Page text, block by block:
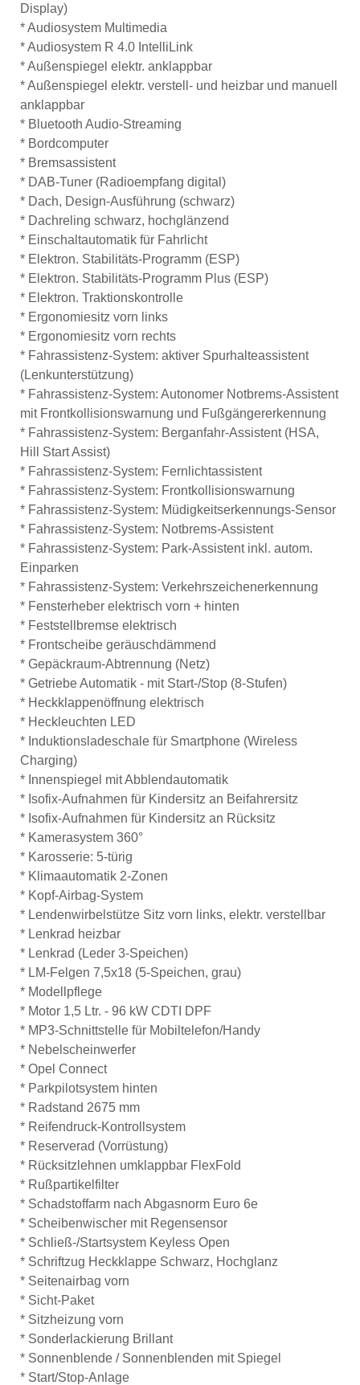
Display)
* Audiosystem Multimedia
* Audiosystem R 4.0 IntelliLink
* Außenspiegel elektr. anklappbar
* Außenspiegel elektr. verstell- und heizbar und manuell
anklappbar
* Bluetooth Audio-Streaming
* Bordcomputer
* Bremsassistent
* DAB-Tuner (Radioempfang digital)
* Dach, Design-Ausführung (schwarz)
* Dachreling schwarz, hochglänzend
* Einschaltautomatik für Fahrlicht
* Elektron. Stabilitäts-Programm (ESP)
* Elektron. Stabilitäts-Programm Plus (ESP)
* Elektron. Traktionskontrolle
* Ergonomiesitz vorn links
* Ergonomiesitz vorn rechts
* Fahrassistenz-System: aktiver Spurhalteassistent
(Lenkunterstützung)
* Fahrassistenz-System: Autonomer Notbrems-Assistent
mit Frontkollisionswarnung und Fußgängererkennung
* Fahrassistenz-System: Berganfahr-Assistent (HSA,
Hill Start Assist)
* Fahrassistenz-System: Fernlichtassistent
* Fahrassistenz-System: Frontkollisionswarnung
* Fahrassistenz-System: Müdigkeitserkennungs-Sensor
* Fahrassistenz-System: Notbrems-Assistent
* Fahrassistenz-System: Park-Assistent inkl. autom.
Einparken
* Fahrassistenz-System: Verkehrszeichenerkennung
* Fensterheber elektrisch vorn + hinten
* Feststellbremse elektrisch
* Frontscheibe geräuschdämmend
* Gepäckraum-Abtrennung (Netz)
* Getriebe Automatik - mit Start-/Stop (8-Stufen)
* Heckklappenöffnung elektrisch
* Heckleuchten LED
* Induktionsladeschale für Smartphone (Wireless
Charging)
* Innenspiegel mit Abblendautomatik
* Isofix-Aufnahmen für Kindersitz an Beifahrersitz
* Isofix-Aufnahmen für Kindersitz an Rücksitz
* Kamerasystem 360°
* Karosserie: 5-türig
* Klimaautomatik 2-Zonen
* Kopf-Airbag-System
* Lendenwirbelstütze Sitz vorn links, elektr. verstellbar
* Lenkrad heizbar
* Lenkrad (Leder 3-Speichen)
* LM-Felgen 7,5x18 (5-Speichen, grau)
* Modellpflege
* Motor 1,5 Ltr. - 96 kW CDTI DPF
* MP3-Schnittstelle für Mobiltelefon/Handy
* Nebelscheinwerfer
* Opel Connect
* Parkpilotsystem hinten
* Radstand 2675 mm
* Reifendruck-Kontrollsystem
* Reserverad (Vorrüstung)
* Rücksitzlehnen umklappbar FlexFold
* Rußpartikelfilter
* Schadstoffarm nach Abgasnorm Euro 6e
* Scheibenwischer mit Regensensor
* Schließ-/Startsystem Keyless Open
* Schriftzug Heckklappe Schwarz, Hochglanz
* Seitenairbag vorn
* Sicht-Paket
* Sitzheizung vorn
* Sonderlackierung Brillant
* Sonnenblende / Sonnenblenden mit Spiegel
* Start/Stop-Anlage